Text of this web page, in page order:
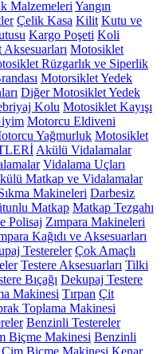
Malzemeleri Yangın
Çelik Kasa Kilit Kutu ve
Kargo Poşeti Koli
Motosiklet
Rüzgarlık ve Siperlik
Motorsiklet Yedek
Diğer Motosiklet Yedek
Kolu Motosiklet Kayışı
Motorcu Eldiveni
Yağmurluk Motosiklet
Akülü Vidalamalar
Vidalama Uçları
Matkap ve Vidalamalar
Makineleri Darbesiz
Matkap Matkap Tezgahı
Polisaj Zımpara Makineleri
Kağıdı ve Aksesuarları
Testereler Çok Amaçlı
Testere Aksesuarları Tilki
Bıçağı Dekupaj Testere
Makinesi Tırpan Çit
Toplama Makinesi
Benzinli Testereler
Biçme Makinesi Benzinli
Biçme Makinesi Kenar